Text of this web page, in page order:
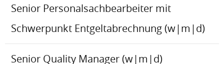
Senior Personalsachbearbeiter mit
Schwerpunkt Entgeltabrechnung (w|m|d)
Senior Quality Manager (w|m|d)